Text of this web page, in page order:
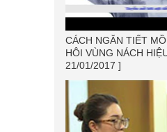
CÁCH NGĂN TIẾT
HÔI VÙNG NÁCH
21/01/2017 ]